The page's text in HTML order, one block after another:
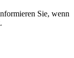
Sie, wenn